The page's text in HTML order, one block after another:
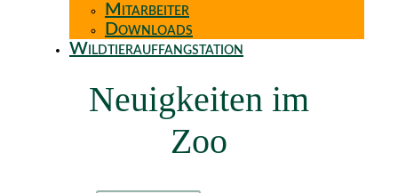
Mitarbeiter
Downloads
Wildtierauffangstation
Neuigkeiten im
Zoo